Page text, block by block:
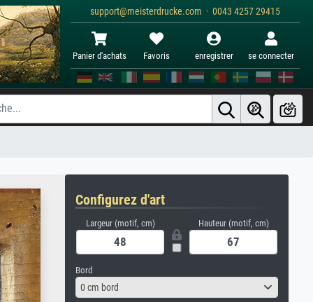
support@meisterdrucke.com · 0043 4257 29415
Panier d'achats Favoris enregistrer se connecter
Configurez d'art
Largeur (motif, cm) Hauteur (motif, cm)
Bord
0 cm bord